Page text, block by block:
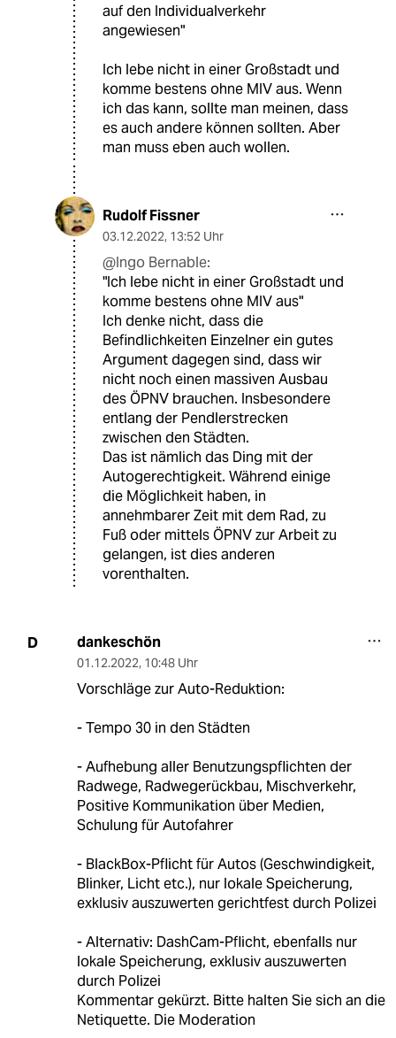
auf den Individualverkehr
angewiesen"
Ich lebe nicht in einer Großstadt und
komme bestens ohne MIV aus. Wenn
ich das kann, sollte man meinen, dass
es auch andere können sollten. Aber
man muss eben auch wollen.
Rudolf Fissner
03.12.2022, 13:52 Uhr
@Ingo Bernable:
"Ich lebe nicht in einer Großstadt und
komme bestens ohne MIV aus"
Ich denke nicht, dass die
Befindlichkeiten Einzelner ein gutes
Argument dagegen sind, dass wir
nicht noch einen massiven Ausbau
des ÖPNV brauchen. Insbesondere
entlang der Pendlerstrecken
zwischen den Städten.
Das ist nämlich das Ding mit der
Autogerechtigkeit. Während einige
die Möglichkeit haben, in
annehmbarer Zeit mit dem Rad, zu
Fuß oder mittels ÖPNV zur Arbeit zu
gelangen, ist dies anderen
vorenthalten.
D dankeschön
01.12.2022, 10:48 Uhr
Vorschläge zur Auto-Reduktion:
- Tempo 30 in den Städten
- Aufhebung aller Benutzungspflichten der
Radwege, Radwegerückbau, Mischverkehr,
Positive Kommunikation über Medien,
Schulung für Autofahrer
- BlackBox-Pflicht für Autos (Geschwindigkeit,
Blinker, Licht etc.), nur lokale Speicherung,
exklusiv auszuwerten gerichtfest durch Polizei
- Alternativ: DashCam-Pflicht, ebenfalls nur
lokale Speicherung, exklusiv auszuwerten
durch Polizei
Kommentar gekürzt. Bitte halten Sie sich an die
Netiquette. Die Moderation